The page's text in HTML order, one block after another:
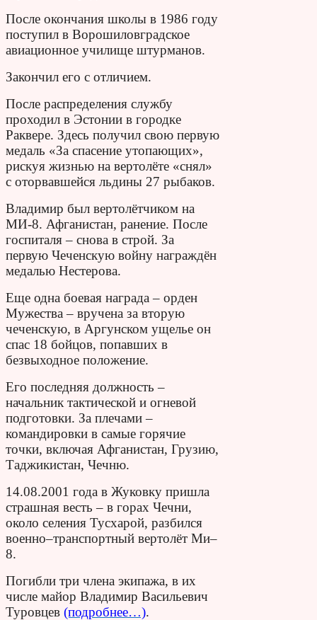
После окончания школы в 1986 году
поступил в Ворошиловградское
авиационное училище штурманов.
Закончил его с отличием.
После распределения службу
проходил в Эстонии в городке
Раквере. Здесь получил свою первую
медаль «За спасение утопающих»,
рискуя жизнью на вертолёте «снял»
с оторвавшейся льдины 27 рыбаков.
Владимир был вертолётчиком на
МИ-8. Афганистан, ранение. После
госпиталя – снова в строй. За
первую Чеченскую войну награждён
медалью Нестерова.
Еще одна боевая награда – орден
Мужества – вручена за вторую
чеченскую, в Аргунском ущелье он
спас 18 бойцов, попавших в
безвыходное положение.
Его последняя должность –
начальник тактической и огневой
подготовки. За плечами –
командировки в самые горячие
точки, включая Афганистан, Грузию,
Таджикистан, Чечню.
14.08.2001 года в Жуковку пришла
страшная весть – в горах Чечни,
около селения Тусхарой, разбился
военно–транспортный вертолёт Ми–
8.
Погибли три члена экипажа, в их
числе майор Владимир Васильевич
Туровцев (подробнее…).